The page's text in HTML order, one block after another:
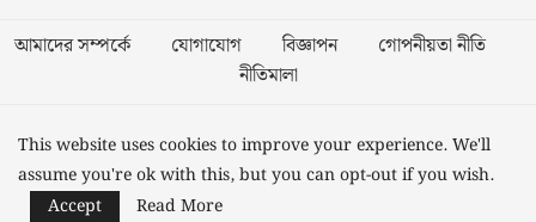
আমাদের সম্পর্কে যোগাযোগ বিজ্ঞাপন
গোপনীয়তা নীতি
নীতিমালা
স্বত্ব © ২০২৩ কাজী মিডিয়া লিমিটেড
Designed and Developed by
This website uses cookies to improve your experience. We'll
assume you're ok with this, but you can opt-out if you wish.
Accept
Read More